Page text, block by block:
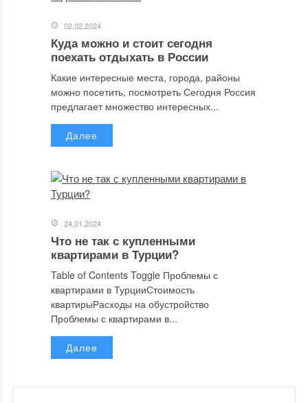
02.02.2024
Куда можно и стоит сегодня
поехать отдыхать в России
Какие интересные места, города, районы
можно посетить, посмотреть Сегодня Россия
предлагает множество интересных...
Далее
24.01.2024
Что не так с купленными
квартирами в Турции?
Table of Contents Toggle Проблемы с
квартирами в ТурцииСтоимость
квартирыРасходы на обустройство
Проблемы с квартирами в...
Далее